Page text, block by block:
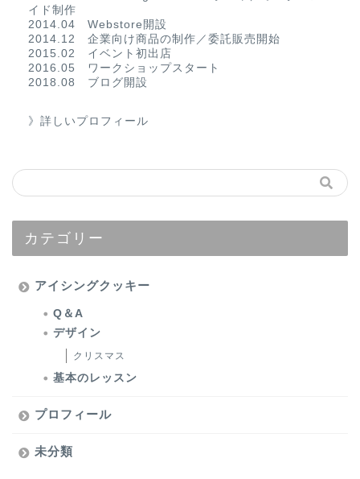
イド制作
2014.04 Webstore開設
2014.12 企業向け商品の制作／委託販売開始
2015.02 イベント初出店
2016.05 ワークショップスタート
2018.08 ブログ開設
》詳しいプロフィール
カテゴリー
アイシングクッキー
Q＆A
デザイン
クリスマス
基本のレッスン
プロフィール
未分類